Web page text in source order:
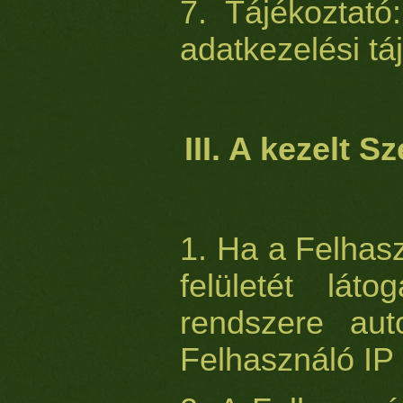
7.
adatkezelési
III. A kezelt
1. Ha a
felületét
rendszere
Felhasználó